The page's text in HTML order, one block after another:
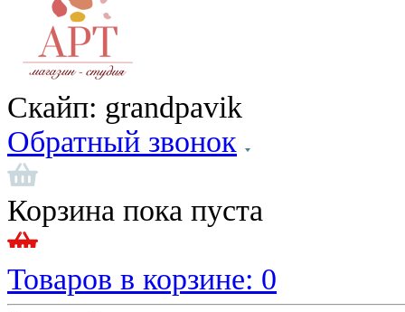
Скайп: grandpavik
Обратный звонок
Корзина пока пуста
Товаров в корзине: 0